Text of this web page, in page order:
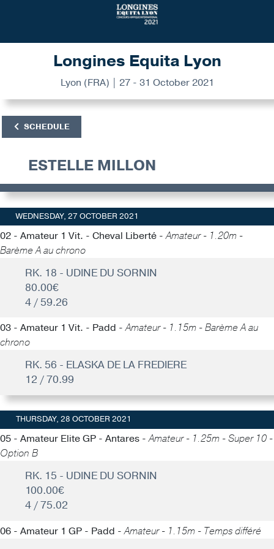
Longines Equita Lyon
Lyon (FRA) | 27 - 31 October 2021
SCHEDULE
ESTELLE MILLON
WEDNESDAY, 27 OCTOBER 2021
02 - Amateur 1 Vit. - Cheval Liberté -Amateur - 1.20m -
Barème A au chrono
RK. 18 - UDINE DU SORNIN
80.00€
4 / 59.26
03 - Amateur 1 Vit. - Padd -Amateur - 1.15m - Barème A au
chrono
RK. 56 - ELASKA DE LA FREDIERE
12 / 70.99
THURSDAY, 28 OCTOBER 2021
05 - Amateur Elite GP - Antares -Amateur - 1.25m - Super 10 -
Option B
RK. 15 - UDINE DU SORNIN
100.00€
4 / 75.02
06 - Amateur 1 GP - Padd -Amateur - 1.15m - Temps différé